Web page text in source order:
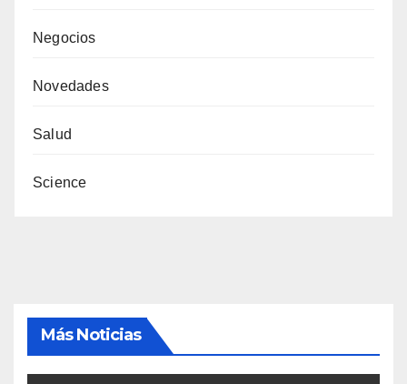
Negocios
Novedades
Salud
Science
Más Noticias